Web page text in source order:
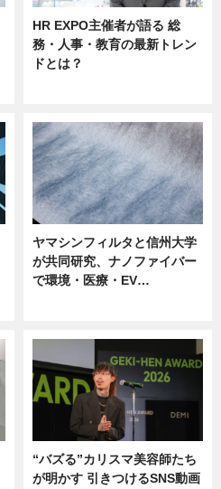
HR EXPO主催者が語る 総
務・人事・教育の最新トレン
ドとは？
ヤマシンフィルタと信州大学
が共同研究、ナノファイバー
で環境・医療・EV…
“バズる”カリスマ美容師たち
が明かす 引きつけるSNS動画